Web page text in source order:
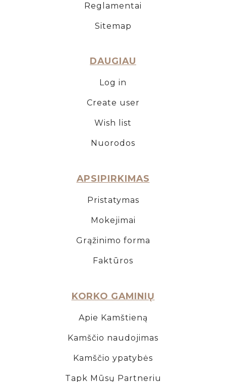
Reglamentai
Sitemap
DAUGIAU
Log in
Create user
Wish list
Nuorodos
APSIPIRKIMAS
Pristatymas
Mokejimai
Grąžinimo forma
Faktūros
KORKO GAMINIŲ
Apie Kamštieną
Kamščio naudojimas
Kamščio ypatybės
Tapk Mūsų Partneriu